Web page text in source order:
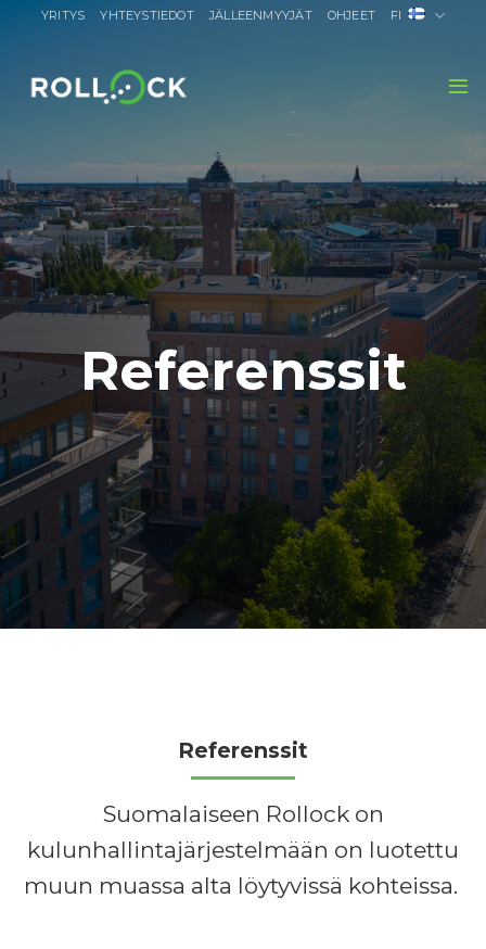
YRITYS YHTEYSTIEDOT JÄLLEENMYYJÄT OHJEET FI
Referenssit
Referenssit
Suomalaiseen Rollock on
kulunhallintajärjestelmään on luotettu
muun muassa alta löytyvissä kohteissa.